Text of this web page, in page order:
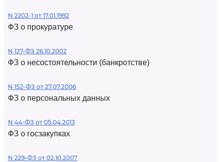
N 2202-1 от 17.01.1992
ФЗ о прокуратуре
N 127-ФЗ 26.10.2002
ФЗ о несостоятельности (банкротстве)
N 152-ФЗ от 27.07.2006
ФЗ о персональных данных
N 44-ФЗ от 05.04.2013
ФЗ о госзакупках
N 229-ФЗ от 02.10.2007